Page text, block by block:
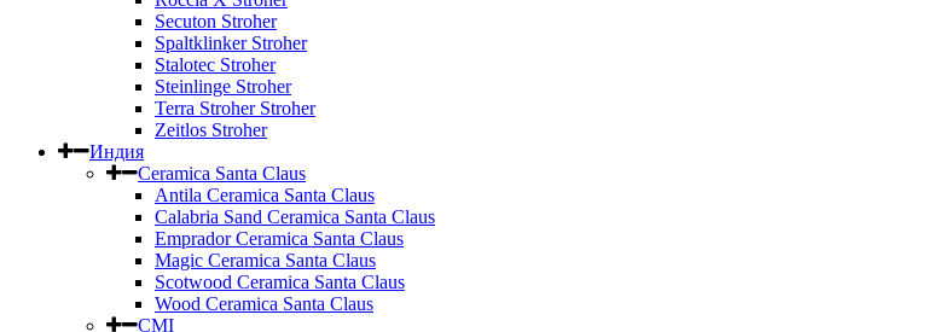
Secuton Stroher
Spaltklinker Stroher
Stalotec Stroher
Steinlinge Stroher
Terra Stroher Stroher
Zeitlos Stroher
Индия
Ceramica Santa Claus
Antila Ceramica Santa Claus
Calabria Sand Ceramica Santa Claus
Emprador Ceramica Santa Claus
Magic Ceramica Santa Claus
Scotwood Ceramica Santa Claus
Wood Ceramica Santa Claus
CMI